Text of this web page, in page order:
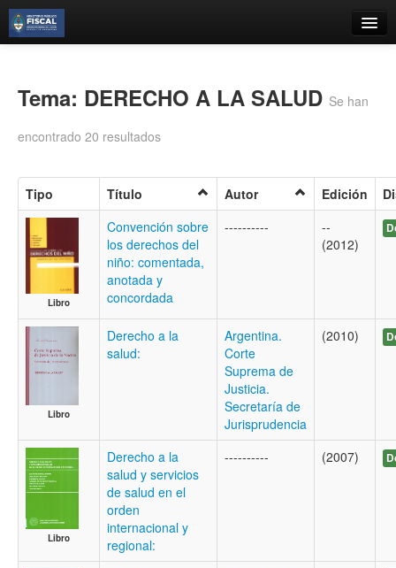
Búsqueda Avanzada
Contacto
Iniciar sesión
Tema: DERECHO A LA SALUD Se han
encontrado 20 resultados
Tipo Título Autor Edición
Libro
Convención sobre
los derechos del
niño: comentada,
anotada y
concordada
----------
--
(2012)
Libro
Derecho a la
salud:
Argentina.
Corte
Suprema de
Justicia.
Secretaría de
Jurisprudencia
(2010)
Libro
Derecho a la
salud y servicios
de salud en el
orden
internacional y
regional:
---------- (2007)